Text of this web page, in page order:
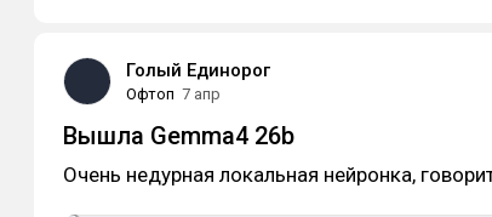
Голый Единорог
Офтоп 7 апр
Вышла Gemma4 26b
Очень недурная локальная нейронка,